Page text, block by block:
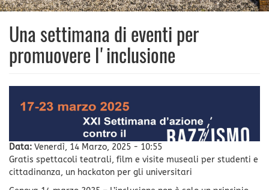
Una settimana di eventi per
promuovere l'inclusione
Data: Venerdì, 14 Marzo, 2025 - 10:55
Gratis spettacoli teatrali, film e visite museali per studenti e
cittadinanza, un hackaton per gli universitari